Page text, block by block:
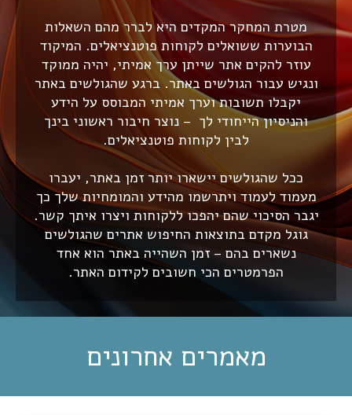
מטרת המחקר המקדים היא לברר מהם השאלות
הבוערות ששואלים לקוחות פוטנציאלים. המיקוד
עוזר להקים אתר שייתן ערך אמיתי, יהיה ממוקד
ונגיש עבור הגולשים באתר. ברגע שהגולשים באתר
יקבלו תשובות וערך אמיתי המבוסס על הידע
והניסיון הייחודי לך – נוצר חיבור ראשוני בינך
לבין לקוחות פוטנציאלים.
ככל שהגולשים יישארו יותר זמן באתר, יעברו
מעמוד לעמוד ויתרשמו מהידע והמומחיות שלך כך
יגבר הסיכוי שהם יהפכו ללקוחות ויצרו איתך קשר.
גוגל מקדם בתוצאות החיפוש אתרים שהגולשים
נשארים בהם – זמן השהייה באתר הוא אחד
הפרמטרים הכי חשובים לקידום האתר.
מאמרים אחרונים